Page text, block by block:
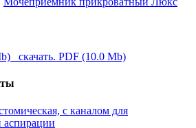
скачать. PDF (10.0 Mb)